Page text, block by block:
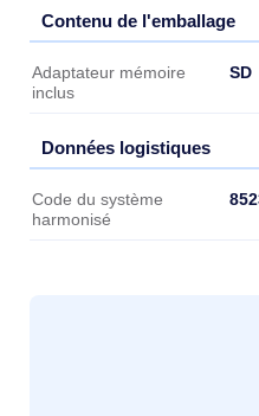
Contenu de l'emballage
Contenu de l'emballage
Adaptateur mémoire
inclus
SD
Données logistiques
Données logistiques
Code du système
harmonisé